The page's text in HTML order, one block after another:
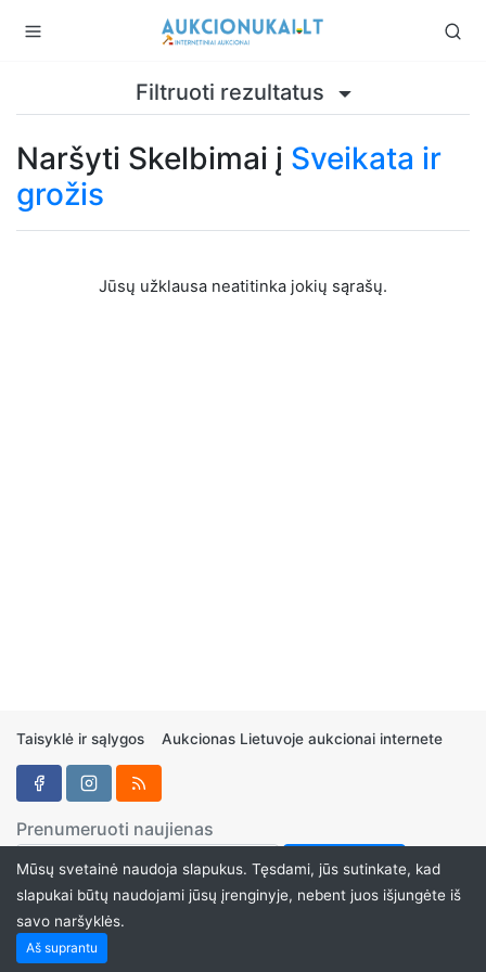
Filtruoti rezultatus
Naršyti Skelbimai į Sveikata ir
grožis
Jūsų užklausa neatitinka jokių sąrašų.
Taisyklė ir sąlygos Aukcionas Lietuvoje aukcionai internete
Prenumeruoti naujienas
Mūsų svetainė naudoja slapukus. Tęsdami, jūs sutinkate, kad
slapukai būtų naudojami jūsų įrenginyje, nebent juos išjungėte iš
savo naršyklės.
Aš suprantu